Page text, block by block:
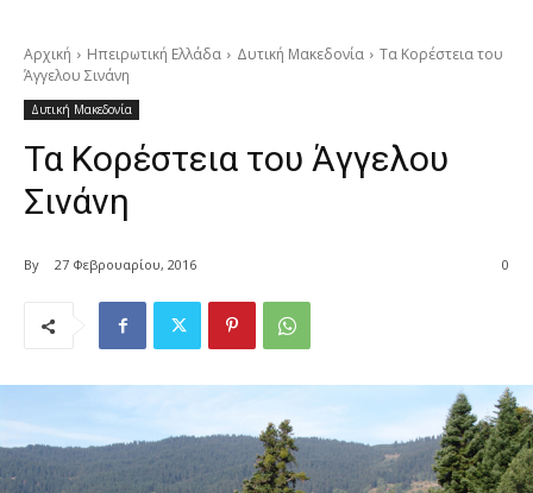
Αρχική Ηπειρωτική Ελλάδα Δυτική Μακεδονία
Τα Κορέστεια του
Άγγελου Σινάνη
Δυτική Μακεδονία
Τα Κορέστεια του Άγγελου
Σινάνη
By 27 Φεβρουαρίου, 2016 0